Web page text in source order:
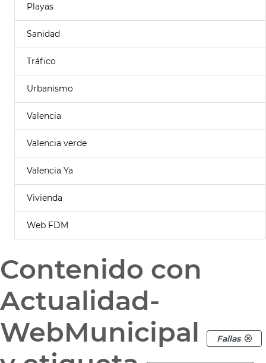
Playas
Sanidad
Tráfico
Urbanismo
Valencia
Valencia verde
Valencia Ya
Vivienda
Web FDM
Contenido con
Actualidad-
WebMunicipal
Fallas